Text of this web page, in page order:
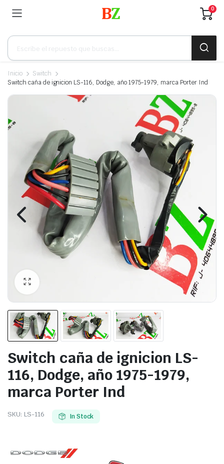
0
Búsqueda
productos
Inicio
Switch
Switch caña de ignicion LS-116, Dodge, año 1975-1979, marca Porter Ind
Switch caña de ignicion LS-
116, Dodge, año 1975-1979,
marca Porter Ind
SKU: LS-116 In Stock